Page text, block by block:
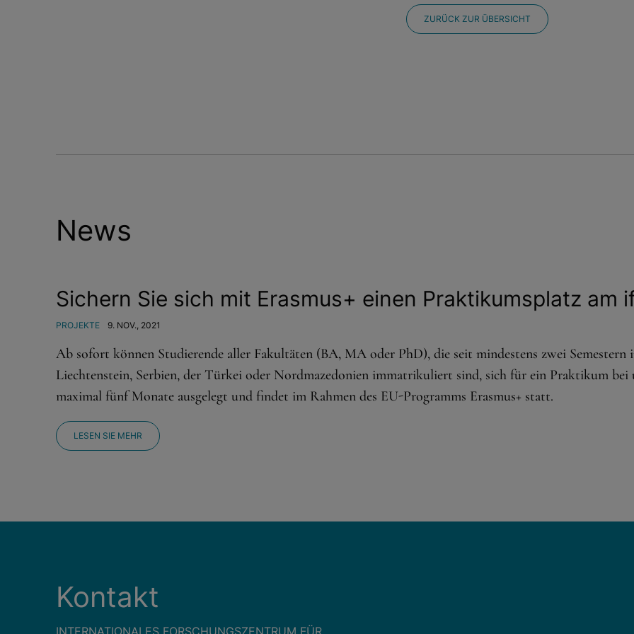
ZURÜCK ZUR ÜBERSICHT
News
Sichern Sie sich mit Erasmus+ einen Praktikumsplatz am
PROJEKTE 9. NOV., 2021
Ab sofort können Studierende aller Fakultäten (BA, MA oder PhD), die seit mindestens zwei
Liechtenstein, Serbien, der Türkei oder Nordmazedonien immatrikuliert sind, sich für ein Praktikum
maximal fünf Monate ausgelegt und findet im Rahmen des EU-Programms Erasmus+ statt.
LESEN SIE MEHR
Kontakt